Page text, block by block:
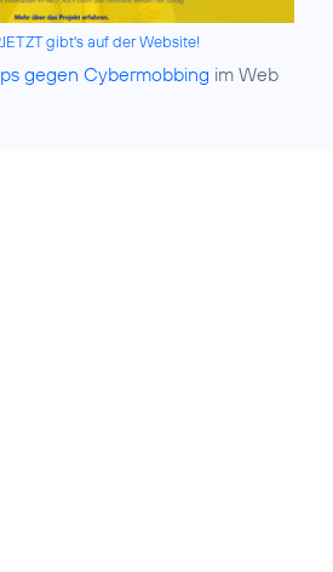
gibt's auf der Website!
gegen Cybermobbing im Web